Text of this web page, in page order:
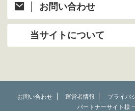
お問い合わせ
当サイトについて
お問い合わせ 運営者情報 プライバ
パートナーサイト様